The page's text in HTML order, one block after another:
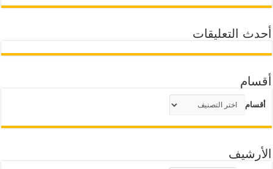
أحدث التعليقات
أقسام
أقسام
الأرشيف